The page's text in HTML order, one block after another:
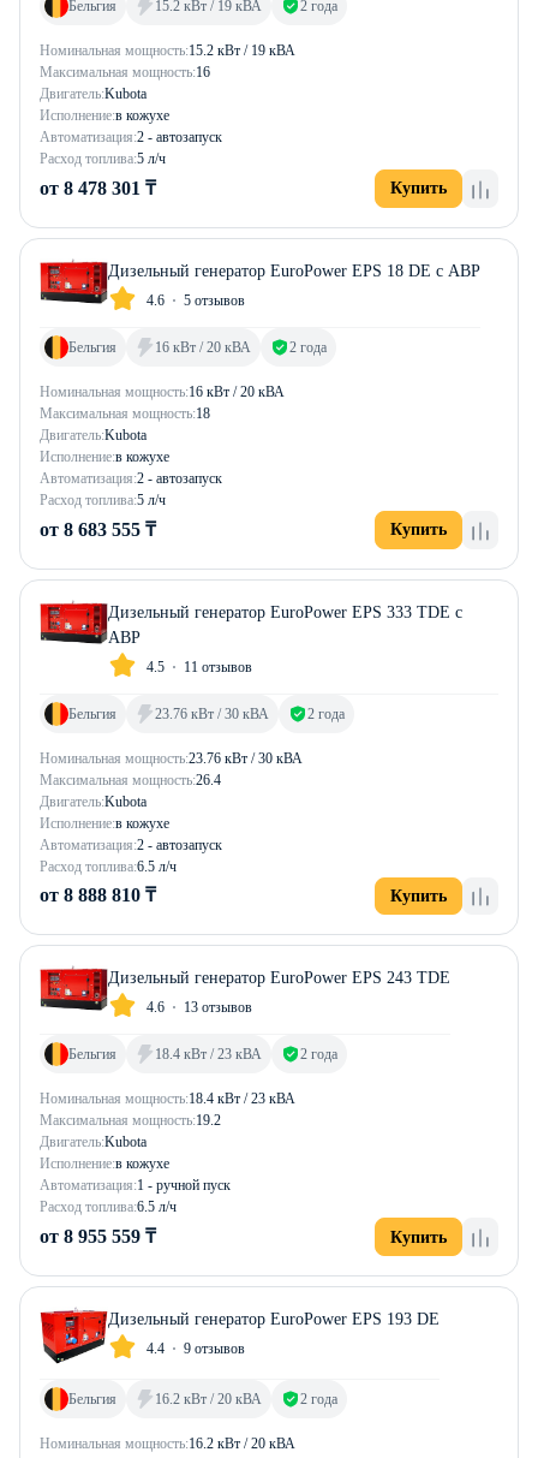
Номинальная мощность:15.2 кВт / 19 кВА
Максимальная мощность:16
Двигатель:Kubota
Исполнение:в кожухе
Автоматизация:2 - автозапуск
Расход топлива:5 л/ч
Бельгия 15.2 кВт / 19 кВА 2 года
от 8 478 301 ₸ Купить
Дизельный генератор EuroPower EPS 18 DE с АВР
4.6 5 отзывов
Номинальная мощность:16 кВт / 20 кВА
Максимальная мощность:18
Двигатель:Kubota
Исполнение:в кожухе
Автоматизация:2 - автозапуск
Расход топлива:5 л/ч
Бельгия 16 кВт / 20 кВА 2 года
от 8 683 555 ₸ Купить
Дизельный генератор EuroPower EPS 333 TDE с
АВР
4.5 11 отзывов
Номинальная мощность:23.76 кВт / 30 кВА
Максимальная мощность:26.4
Двигатель:Kubota
Исполнение:в кожухе
Автоматизация:2 - автозапуск
Расход топлива:6.5 л/ч
Бельгия 23.76 кВт / 30 кВА 2 года
от 8 888 810 ₸ Купить
Дизельный генератор EuroPower EPS 243 TDE
4.6 13 отзывов
Номинальная мощность:18.4 кВт / 23 кВА
Максимальная мощность:19.2
Двигатель:Kubota
Исполнение:в кожухе
Автоматизация:1 - ручной пуск
Расход топлива:6.5 л/ч
Бельгия 18.4 кВт / 23 кВА 2 года
от 8 955 559 ₸ Купить
Дизельный генератор EuroPower EPS 193 DE
4.4 9 отзывов
Номинальная мощность:16.2 кВт / 20 кВА
Бельгия 16.2 кВт / 20 кВА 2 года